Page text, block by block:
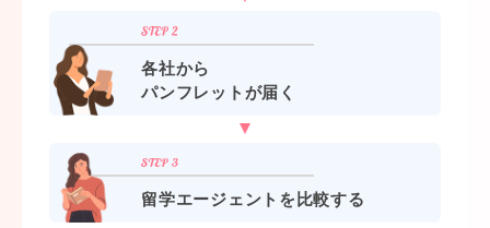
各社から
パンフレットが届く
留学エージェントを比較する